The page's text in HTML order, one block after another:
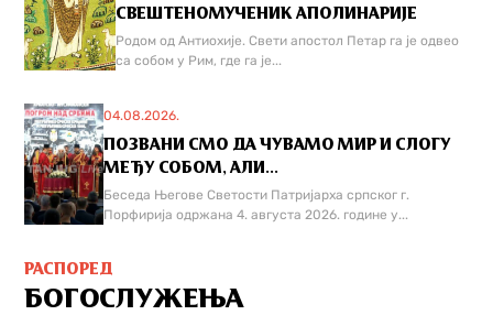
СВЕШТЕНОМУЧЕНИК АПОЛИНАРИЈЕ
Родом од Антиохије. Свети апостол Петар га је одвео
са собом у Рим, где га је...
04.08.2026.
ПОЗВАНИ СМО ДА ЧУВАМО МИР И СЛОГУ
МЕЂУ СОБОМ, АЛИ...
Беседа Његове Светости Патријарха српског г.
Порфирија одржана 4. августа 2026. године у...
РАСПОРЕД
БОГОСЛУЖЕЊА